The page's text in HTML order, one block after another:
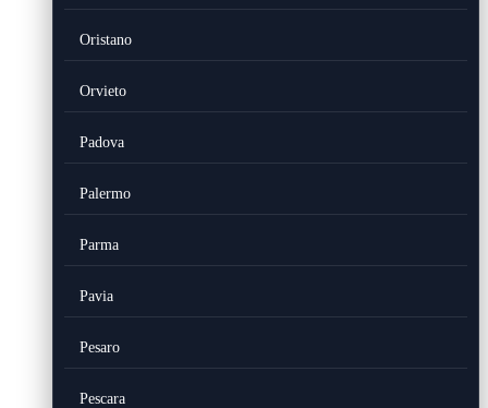
Oristano
Orvieto
Padova
Palermo
Parma
Pavia
Pesaro
Pescara